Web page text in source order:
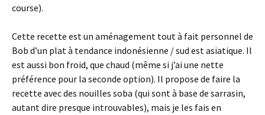
course).
Cette recette est un aménagement tout à fait personnel de
Bob d’un plat à tendance indonésienne / sud est asiatique. Il
est aussi bon froid, que chaud (même si j’ai une nette
préférence pour la seconde option). Il propose de faire la
recette avec des nouilles soba (qui sont à base de sarrasin,
autant dire presque introuvables), mais je les fais en